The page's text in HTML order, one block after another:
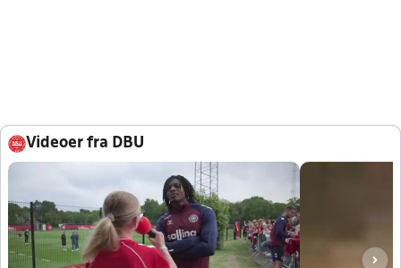
Videoer fra DBU